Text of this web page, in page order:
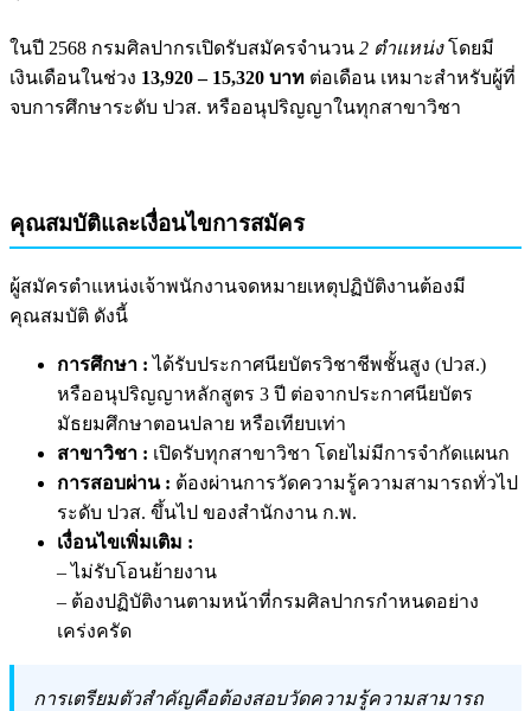
ในปี 2568 กรมศิลปากรเปิดรับสมัครจำนวน 2 ตำแหน่งโดยมี
เงินเดือนในช่วง 13,920 – 15,320 บาท ต่อเดือน เหมาะสำหรับผู้ที่
จบการศึกษาระดับ ปวส. หรืออนุปริญญาในทุกสาขาวิชา
คุณสมบัติและเงื่อนไขการสมัคร
ผู้สมัครตำแหน่งเจ้าพนักงานจดหมายเหตุปฏิบัติงานต้องมี
คุณสมบัติ ดังนี้
การศึกษา : ได้รับประกาศนียบัตรวิชาชีพชั้นสูง (ปวส.)
หรืออนุปริญญาหลักสูตร 3 ปี ต่อจากประกาศนียบัตร
มัธยมศึกษาตอนปลาย หรือเทียบเท่า
สาขาวิชา : เปิดรับทุกสาขาวิชา โดยไม่มีการจำกัดแผนก
การสอบผ่าน : ต้องผ่านการวัดความรู้ความสามารถทั่วไป
ระดับ ปวส. ขึ้นไป ของสำนักงาน ก.พ.
เงื่อนไขเพิ่มเติม :
– ไม่รับโอนย้ายงาน
– ต้องปฏิบัติงานตามหน้าที่กรมศิลปากรกำหนดอย่าง
เคร่งครัด
การเตรียมตัวสำคัญคือต้องสอบวัดความรู้ความสามารถ